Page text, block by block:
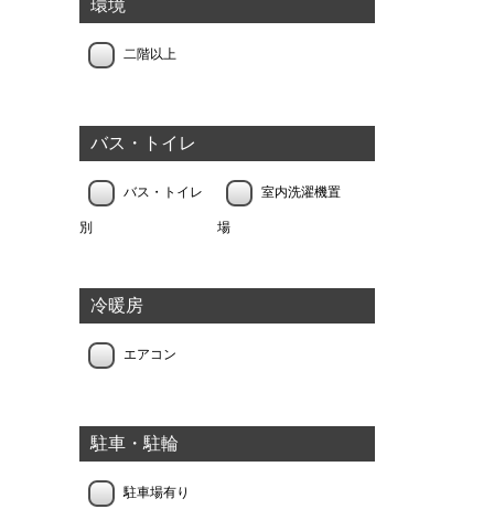
環境
二階以上
バス・トイレ
バス・トイレ
別
室内洗濯機置
場
冷暖房
エアコン
駐車・駐輪
駐車場有り